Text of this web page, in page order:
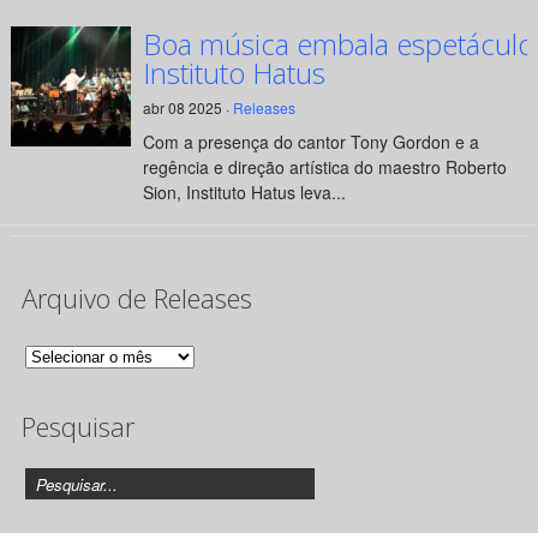
Boa música embala
Instituto Hatus
abr 08 2025 · Releases
Com a presença do cantor Tony Gordon e a
regência e direção artística do maestro Roberto
Sion, Instituto Hatus leva...
Arquivo de Releases
Arquivo
Releases
Pesquisar